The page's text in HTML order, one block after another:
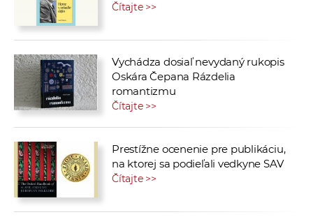
Čítajte >>
Vychádza dosiaľ nevydaný rukopis
Oskára Čepana Rázdelia
romantizmu
Čítajte >>
Prestížne ocenenie pre publikáciu,
na ktorej sa podieľali vedkyne SAV
Čítajte >>